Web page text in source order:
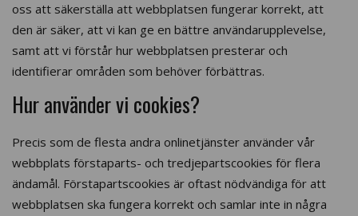
oss att säkerställa att webbplatsen fungerar korrekt, att
den är säker, att vi kan ge en bättre användarupplevelse,
samt att vi förstår hur webbplatsen presterar och
identifierar områden som behöver förbättras.
Hur använder vi cookies?
Precis som de flesta andra onlinetjänster använder vår
webbplats förstaparts- och tredjepartscookies för flera
ändamål. Förstapartscookies är oftast nödvändiga för att
webbplatsen ska fungera korrekt och samlar inte in några